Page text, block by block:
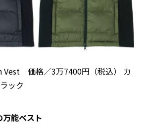
Vest 価格／3万7400円（税込） カ
ック
能ベスト